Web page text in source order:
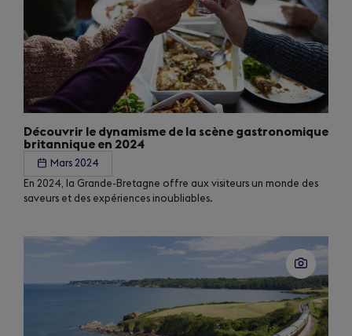
Découvrir le dynamisme de la scène gastronomique
britannique en 2024
Mars 2024
En 2024, la Grande-Bretagne offre aux visiteurs un monde des
saveurs et des expériences inoubliables.